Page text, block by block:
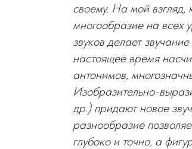
своему. На мой взгляд,
многообразие на всех
звуков делает
настоящее время
антонимов,
Изобразительно-
др.) придают новое
разнообразие
глубоко и точно, а